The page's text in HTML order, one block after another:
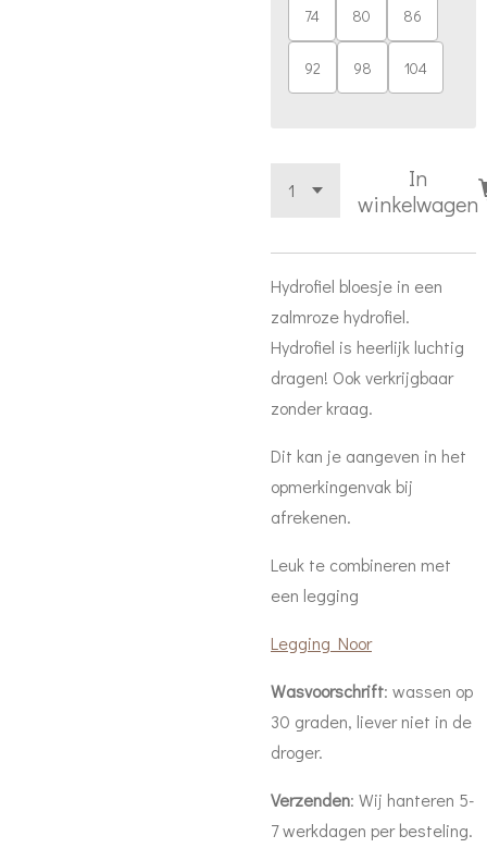
74 80 86
92 98 104
In
winkelwagen
Hydrofiel bloesje in een
zalmroze hydrofiel.
Hydrofiel is heerlijk luchtig
dragen! Ook verkrijgbaar
zonder kraag.
Dit kan je aangeven in het
opmerkingenvak bij
afrekenen.
Leuk te combineren met
een legging
Legging Noor
Wasvoorschrift: wassen op
30 graden, liever niet in de
droger.
Verzenden: Wij hanteren 5-
7 werkdagen per besteling.